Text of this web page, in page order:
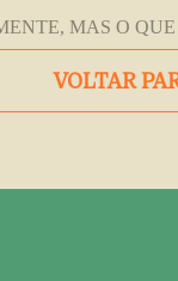
MAS O
VOLTAR